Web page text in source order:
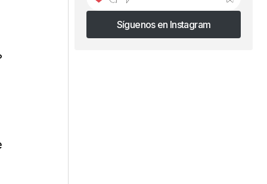
Síguenos en Instagram
Síguenos en Instagram